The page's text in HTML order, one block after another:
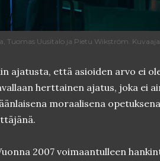
Tuomas Uusitalo ja Pietu Wikström.
ajatusta, että asioiden arvo ei
herttainen ajatus, joka ei
moraalisena
2007 voimaantulleen